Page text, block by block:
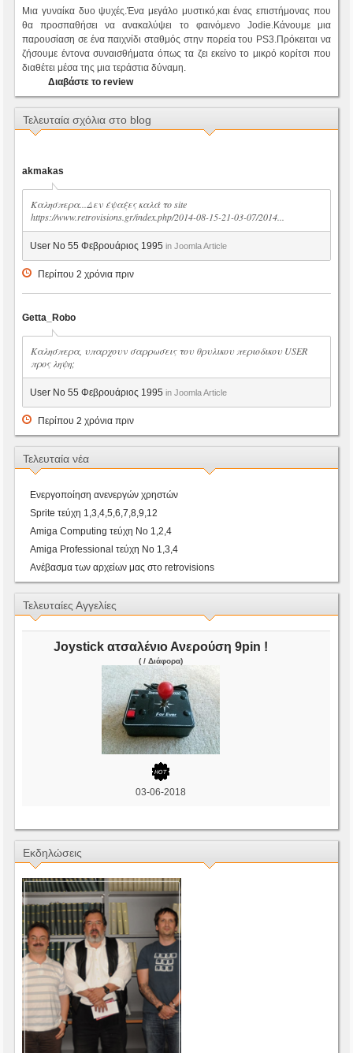
Μια γυναίκα δυο ψυχές.Ένα μεγάλο μυστικό,και ένας επιστήμονας που
θα προσπαθήσει να ανακαλύψει το φαινόμενο Jodie.Κάνουμε μια
παρουσίαση σε ένα παιχνίδι σταθμός στην πορεία του PS3.Πρόκειται να
ζήσουμε έντονα συναισθήματα όπως τα ζει εκείνο το μικρό κορίτσι που
διαθέτει μέσα της μια τεράστια δύναμη.
Διαβάστε το review
Τελευταία σχόλια στο blog
akmakas
Καλησπερα...Δεν έψαξες καλά το site
https://www.retrovisions.gr/index.php/2014-08-15-21-03-07/2014...
User No 55 Φεβρουάριος 1995 in Joomla Article
Περίπου 2 χρόνια πριν
Getta_Robo
Καλησπερα, υπαρχουν σαρρωσεις του θρυλικου περιοδικου USER
προς ληψη;
User No 55 Φεβρουάριος 1995 in Joomla Article
Περίπου 2 χρόνια πριν
Τελευταία νέα
Ενεργοποίηση ανενεργών χρηστών
Sprite τεύχη 1,3,4,5,6,7,8,9,12
Amiga Computing τεύχη Νο 1,2,4
Amiga Professional τεύχη Νο 1,3,4
Ανέβασμα των αρχείων μας στο retrovisions
Τελευταίες Αγγελίες
Joystick ατσαλένιο Ανερούση 9pin !
( / Διάφορα)
03-06-2018
Εκδηλώσεις